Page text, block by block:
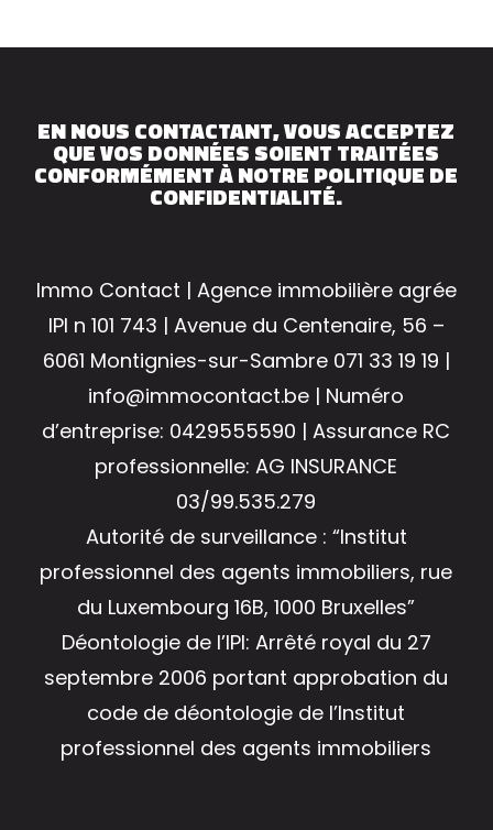
EN NOUS CONTACTANT, VOUS ACCEPTEZ
QUE VOS DONNÉES SOIENT TRAITÉES
CONFORMÉMENT À NOTRE POLITIQUE DE
CONFIDENTIALITÉ.
Immo Contact | Agence immobilière agrée
IPI n 101 743 | Avenue du Centenaire, 56 –
6061 Montignies-sur-Sambre 071 33 19 19 |
info@immocontact.be | Numéro
d’entreprise: 0429555590 | Assurance RC
professionnelle: AG INSURANCE
03/99.535.279
Autorité de surveillance : “Institut
professionnel des agents immobiliers, rue
du Luxembourg 16B, 1000 Bruxelles”
Déontologie de l’IPI: Arrêté royal du 27
septembre 2006 portant approbation du
code de déontologie de l’Institut
professionnel des agents immobiliers